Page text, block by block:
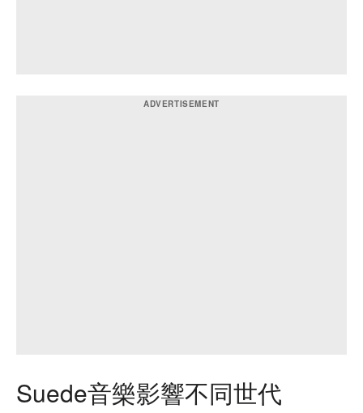
Suede音樂影響不同世代